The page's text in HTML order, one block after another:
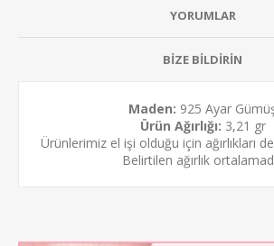
YORUMLAR
BİZE BİLDİRİN
Maden: 925 Ayar
Ürün Ağırlığı: 3,21 gr
Ürünlerimiz el işi olduğu için ağırlıkları
Belirtilen ağırlık